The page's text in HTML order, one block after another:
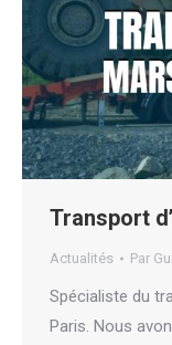
Transport
Actualités Par
Spécialiste du
Paris. Nous